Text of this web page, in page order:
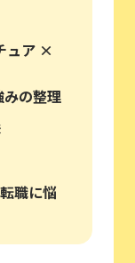
ュア ×
の整理
職に悩